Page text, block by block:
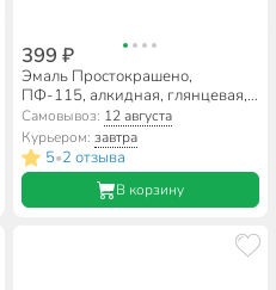
399 ₽
Эмаль Простокрашено,
ПФ-115, алкидная, глянцевая,
серая, 0.8 кг
Самовывоз: 12 августа
Курьером: завтра
5•2 отзыва
В корзину